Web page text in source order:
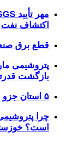
اکتشاف نفت
قطع برق
پتروشیمی
بازگشت
۵ استان جزو پرتحرک‌ترین اقتصاد‌های کشور
چرا
است؟ خوزستان